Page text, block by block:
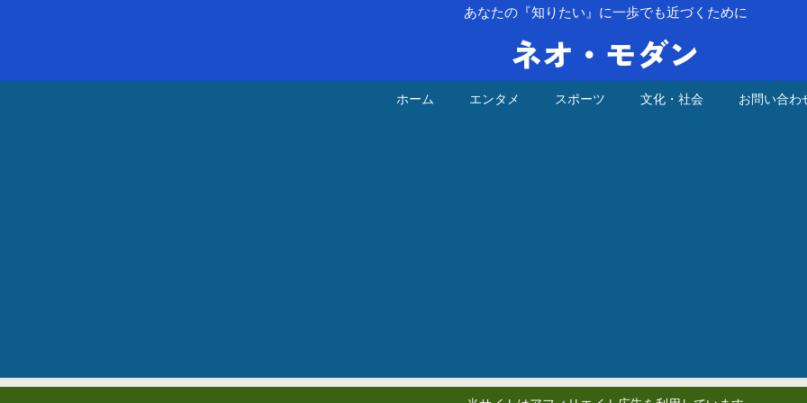
あなたの『知りたい』に一歩でも近づくために
ネオ・モダン
ホーム エンタメ スポーツ 文化・社会 お問い合わ